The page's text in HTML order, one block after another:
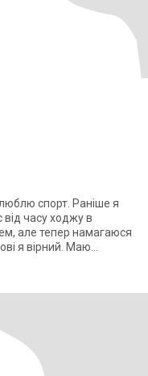
спорт. Раніше я
часу ходжу в
але тепер намагаюся
я вірний. Маю